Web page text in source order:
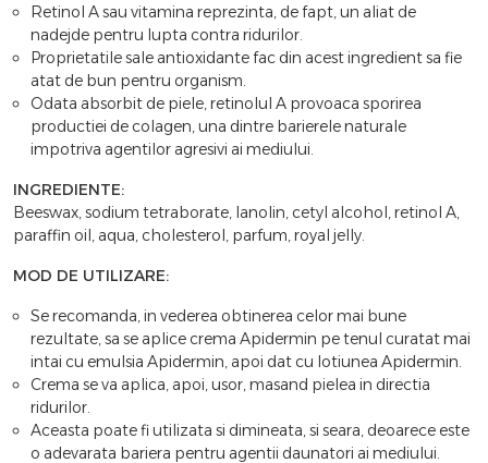
Retinol A sau vitamina reprezinta, de fapt, un aliat de
nadejde pentru lupta contra ridurilor.
Proprietatile sale antioxidante fac din acest ingredient sa fie
atat de bun pentru organism.
Odata absorbit de piele, retinolul A provoaca sporirea
productiei de colagen, una dintre barierele naturale
impotriva agentilor agresivi ai mediului.
INGREDIENTE:
Beeswax, sodium tetraborate, lanolin, cetyl alcohol, retinol A,
paraffin oil, aqua, cholesterol, parfum, royal jelly.
MOD DE UTILIZARE:
Se recomanda, in vederea obtinerea celor mai bune
rezultate, sa se aplice crema Apidermin pe tenul curatat mai
intai cu emulsia Apidermin, apoi dat cu lotiunea Apidermin.
Crema se va aplica, apoi, usor, masand pielea in directia
ridurilor.
Aceasta poate fi utilizata si dimineata, si seara, deoarece este
o adevarata bariera pentru agentii daunatori ai mediului.